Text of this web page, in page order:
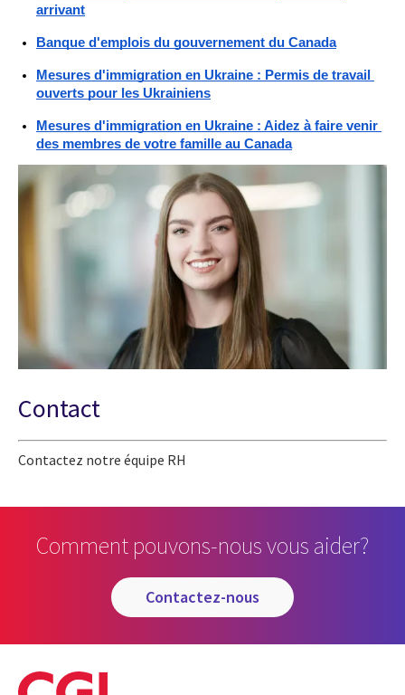
arrivant
Banque d'emplois du gouvernement du Canada
Mesures d'immigration en Ukraine : Permis de travail
ouverts pour les Ukrainiens
Mesures d'immigration en Ukraine : Aidez à faire venir
des membres de votre famille au Canada
Contact
Contactez notre équipe RH
Comment pouvons-nous vous aider?
contactez-nous